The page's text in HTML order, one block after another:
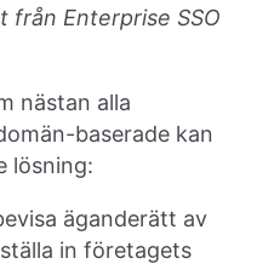
från Enterprise SSO
nästan alla
baserade kan
lösning:
äganderätt av
in företagets